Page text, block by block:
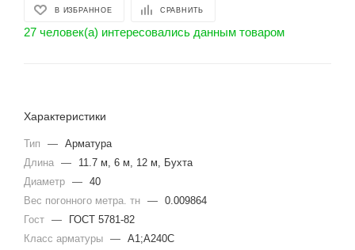
В ИЗБРАННОЕ СРАВНИТЬ
27 человек(а) интересовались данным товаром
Характеристики
Тип — Арматура
Длина —
11.7 м, 6 м, 12 м, Бухта
Диаметр — 40
Вес погонного метра. тн — 0.009864
Гост —
ГОСТ 5781-82
Класс арматуры — А1;А240С